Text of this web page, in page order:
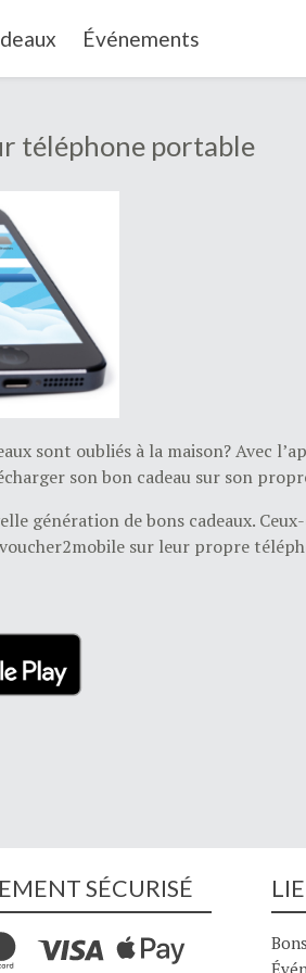
Événements
téléphone portable
sont oubliés à la maison? Avec
son bon cadeau sur son
génération de bons cadeaux.
voucher2mobile sur leur propre
SÉCURISÉ